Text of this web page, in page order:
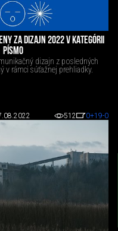
ZA DIZAJN 2022 V KATEGÓRII
PÍSMO
dizajn z posledných
v rámci súťažnej prehliadky.
512 0+19-0